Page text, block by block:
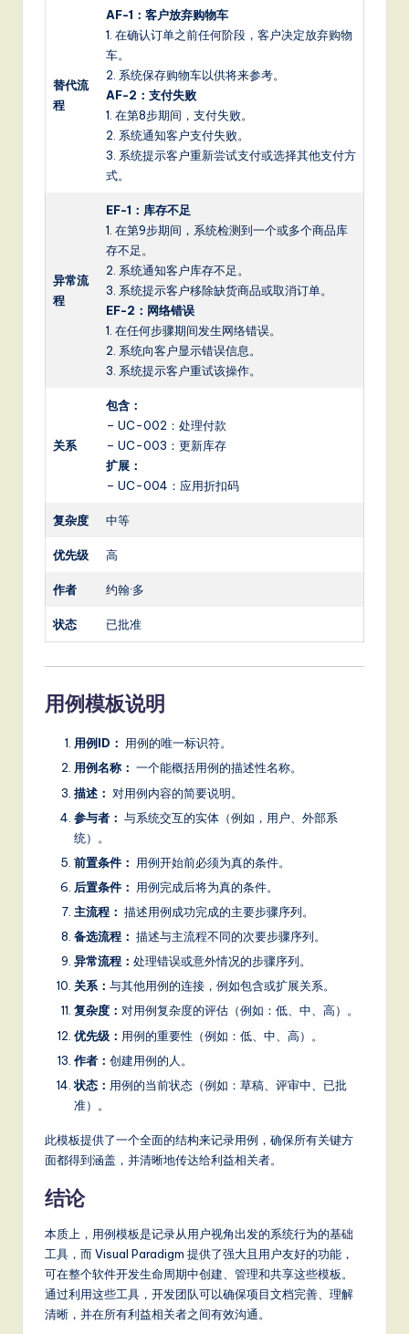
替代流
程
AF-1：客户放弃购物车
1. 在确认订单之前任何阶段，客户决定放弃购物
车。
2. 系统保存购物车以供将来参考。
AF-2：支付失败
1. 在第8步期间，支付失败。
2. 系统通知客户支付失败。
3. 系统提示客户重新尝试支付或选择其他支付方
式。
异常流
程
EF-1：库存不足
1. 在第9步期间，系统检测到一个或多个商品库
存不足。
2. 系统通知客户库存不足。
3. 系统提示客户移除缺货商品或取消订单。
EF-2：网络错误
1. 在任何步骤期间发生网络错误。
2. 系统向客户显示错误信息。
3. 系统提示客户重试该操作。
关系
包含：
– UC-002：处理付款
– UC-003：更新库存
扩展：
– UC-004：应用折扣码
复杂度 中等
优先级 高
作者 约翰·多
状态 已批准
用例模板说明
用例ID： 用例的唯一标识符。
用例名称： 一个能概括用例的描述性名称。
描述： 对用例内容的简要说明。
参与者： 与系统交互的实体（例如，用户、外部系
统）。
前置条件： 用例开始前必须为真的条件。
后置条件： 用例完成后将为真的条件。
主流程： 描述用例成功完成的主要步骤序列。
备选流程： 描述与主流程不同的次要步骤序列。
异常流程： 处理错误或意外情况的步骤序列。
关系： 与其他用例的连接，例如包含或扩展关系。
复杂度： 对用例复杂度的评估（例如：低、中、高）。
优先级： 用例的重要性（例如：低、中、高）。
作者： 创建用例的人。
状态： 用例的当前状态（例如：草稿、评审中、已批
准）。
此模板提供了一个全面的结构来记录用例，确保所有关键方
面都得到涵盖，并清晰地传达给利益相关者。
结论
本质上，用例模板是记录从用户视角出发的系统行为的基础
工具，而 Visual Paradigm 提供了强大且用户友好的功能，
可在整个软件开发生命周期中创建、管理和共享这些模板。
通过利用这些工具，开发团队可以确保项目文档完善、理解
清晰，并在所有利益相关者之间有效沟通。